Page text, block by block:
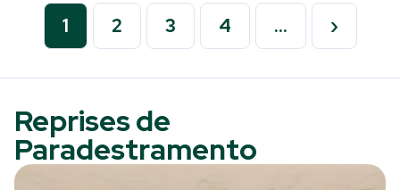
1 2 3 4 … ›
Reprises de
Paradestramento